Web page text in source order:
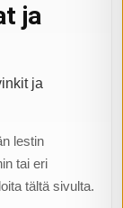
ja
ja
lestin
tai eri
tältä sivulta.